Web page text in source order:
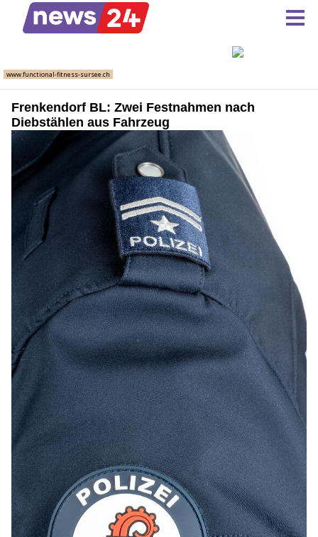
Frenkendorf BL: Zwei Festnahmen nach
Diebstählen aus Fahrzeug